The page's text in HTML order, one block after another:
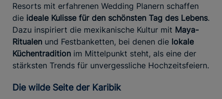
Resorts mit erfahrenen Wedding Planern schaffen
die ideale Kulisse für den schönsten Tag des Lebens.
Dazu inspiriert die mexikanische Kultur mit Maya-
Ritualen und Festbanketten, bei denen die lokale
Küchentradition im Mittelpunkt steht, als eine der
stärksten Trends für unvergessliche Hochzeitsfeiern.
Die wilde Seite der Karibik